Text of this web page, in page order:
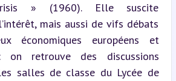
» (1960). Elle suscite
mais aussi de vifs débats
économiques européens et
on retrouve des discussions
salles de classe du Lycée de